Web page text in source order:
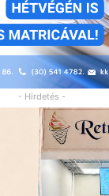
- Hirdetés -